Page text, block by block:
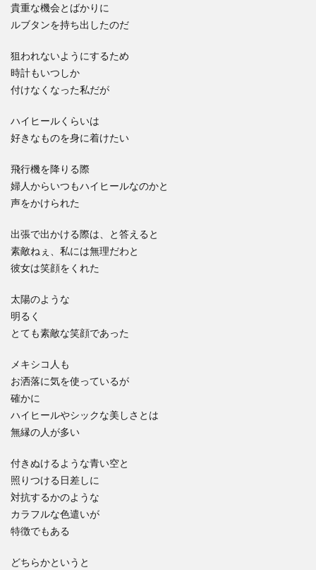
貴重な機会とばかりに
ルブタンを持ち出したのだ
狙われないようにするため
時計もいつしか
付けなくなった私だが
ハイヒールくらいは
好きなものを身に着けたい
飛行機を降りる際
婦人からいつもハイヒールなのかと
声をかけられた
出張で出かける際は、と答えると
素敵ねぇ、私には無理だわと
彼女は笑顔をくれた
太陽のような
明るく
とても素敵な笑顔であった
メキシコ人も
お洒落に気を使っているが
確かに
ハイヒールやシックな美しさとは
無縁の人が多い
付きぬけるような青い空と
照りつける日差しに
対抗するかのような
カラフルな色遣いが
特徴でもある
どちらかというと